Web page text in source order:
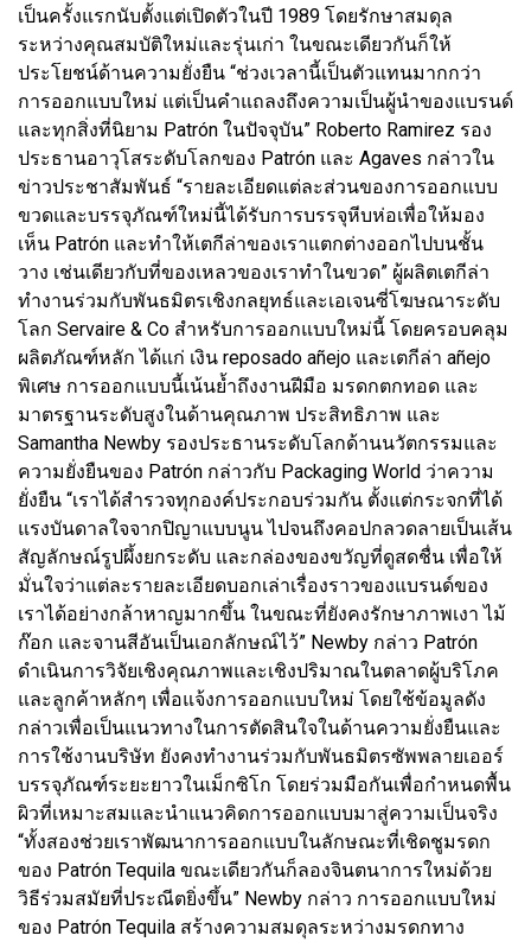
เป็นครั้งแรกนับตั้งแต่เปิดตัวในปี 1989 โดยรักษาสมดุล
ระหว่างคุณสมบัติใหม่และรุ่นเก่า ในขณะเดียวกันก็ให้
ประโยชน์ด้านความยั่งยืน “ช่วงเวลานี้เป็นตัวแทนมากกว่า
การออกแบบใหม่ แต่เป็นคำแถลงถึงความเป็นผู้นำของแบรนด์
และทุกสิ่งที่นิยาม Patrón ในปัจจุบัน” Roberto Ramirez รอง
ประธานอาวุโสระดับโลกของ Patrón และ Agaves กล่าวใน
ข่าวประชาสัมพันธ์ “รายละเอียดแต่ละส่วนของการออกแบบ
ขวดและบรรจุภัณฑ์ใหม่นี้ได้รับการบรรจุหีบห่อเพื่อให้มอง
เห็น Patrón และทำให้เตกีล่าของเราแตกต่างออกไปบนชั้น
วาง เช่นเดียวกับที่ของเหลวของเราทำในขวด” ผู้ผลิตเตกีล่า
ทำงานร่วมกับพันธมิตรเชิงกลยุทธ์และเอเจนซี่โฆษณาระดับ
โลก Servaire & Co สำหรับการออกแบบใหม่นี้ โดยครอบคลุม
ผลิตภัณฑ์หลัก ได้แก่ เงิน reposado añejo และเตกีล่า añejo
พิเศษ การออกแบบนี้เน้นย้ำถึงงานฝีมือ มรดกตกทอด และ
มาตรฐานระดับสูงในด้านคุณภาพ ประสิทธิภาพ และ
Samantha Newby รองประธานระดับโลกด้านนวัตกรรมและ
ความยั่งยืนของ Patrón กล่าวกับ Packaging World ว่าความ
ยั่งยืน “เราได้สำรวจทุกองค์ประกอบร่วมกัน ตั้งแต่กระจกที่ได้
แรงบันดาลใจจากปิญาแบบนูน ไปจนถึงคอปกลวดลายเป็นเส้น
สัญลักษณ์รูปผึ้งยกระดับ และกล่องของขวัญที่ดูสดชื่น เพื่อให้
มั่นใจว่าแต่ละรายละเอียดบอกเล่าเรื่องราวของแบรนด์ของ
เราได้อย่างกล้าหาญมากขึ้น ในขณะที่ยังคงรักษาภาพเงา ไม้
ก๊อก และจานสีอันเป็นเอกลักษณ์ไว้” Newby กล่าว Patrón
ดำเนินการวิจัยเชิงคุณภาพและเชิงปริมาณในตลาดผู้บริโภค
และลูกค้าหลักๆ เพื่อแจ้งการออกแบบใหม่ โดยใช้ข้อมูลดัง
กล่าวเพื่อเป็นแนวทางในการตัดสินใจในด้านความยั่งยืนและ
การใช้งานบริษัท ยังคงทำงานร่วมกับพันธมิตรซัพพลายเออร์
บรรจุภัณฑ์ระยะยาวในเม็กซิโก โดยร่วมมือกันเพื่อกำหนดพื้น
ผิวที่เหมาะสมและนำแนวคิดการออกแบบมาสู่ความเป็นจริง
“ทั้งสองช่วยเราพัฒนาการออกแบบในลักษณะที่เชิดชูมรดก
ของ Patrón Tequila ขณะเดียวกันก็ลองจินตนาการใหม่ด้วย
วิธีร่วมสมัยที่ประณีตยิ่งขึ้น” Newby กล่าว การออกแบบใหม่
ของ Patrón Tequila สร้างความสมดุลระหว่างมรดกทาง